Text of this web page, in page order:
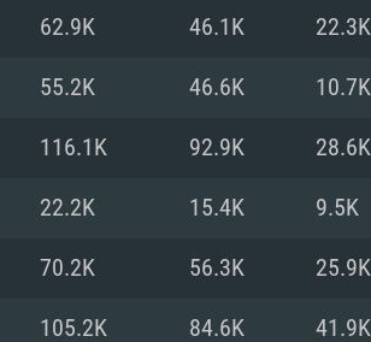
GB 이상
드: DirectX 11 이상을 지
: 브로드밴드 인터넷
공간: 62.2 GB (전체 클
GB
드: Vulkan 을 지원하고,
성능을 가지며 최신 그
AMD RX 570 (6개월 미
62.9K 46.1K 22.3K
55.2K 46.6K 10.7K
116.1K 92.9K 28.6K
22.2K 15.4K 9.5K
70.2K 56.3K 25.9K
105.2K 84.6K 41.9K